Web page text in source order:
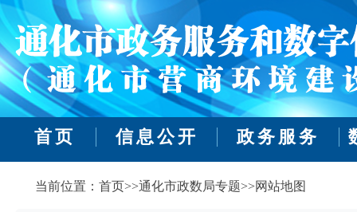
首页 信息公开 政务服务
当前位置：首页>>通化市政数局专题>>网站地图